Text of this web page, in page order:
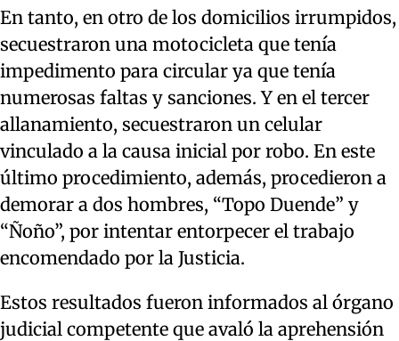
En tanto, en otro de los domicilios irrumpidos,
secuestraron una motocicleta que tenía
impedimento para circular ya que tenía
numerosas faltas y sanciones. Y en el tercer
allanamiento, secuestraron un celular
vinculado a la causa inicial por robo. En este
último procedimiento, además, procedieron a
demorar a dos hombres, “Topo Duende” y
“Ñoño”, por intentar entorpecer el trabajo
encomendado por la Justicia.
Estos resultados fueron informados al órgano
judicial competente que avaló la aprehensión